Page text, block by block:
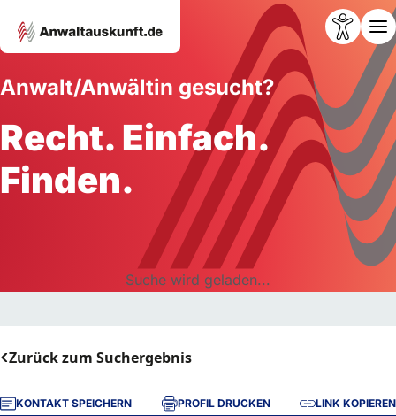
Anwalt/Anwältin gesucht?
Recht. Einfach.
Finden.
Suche wird geladen...
Zurück zum Suchergebnis
KONTAKT SPEICHERN PROFIL DRUCKEN LINK KOPIEREN